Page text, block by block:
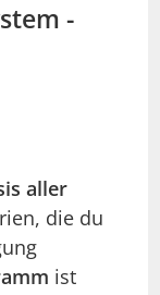
-
aller
die du
ist